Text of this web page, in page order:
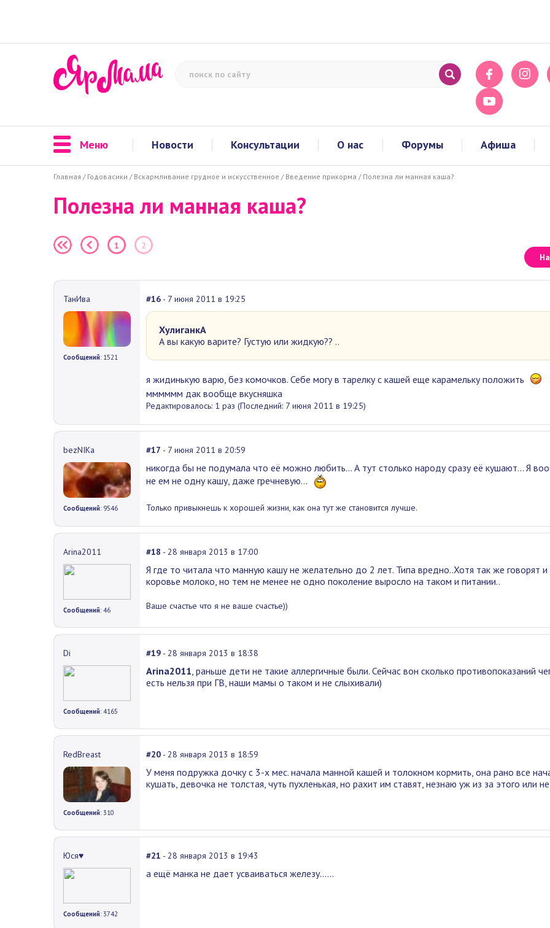
Меню Новости Консультации О нас Форумы Афиша
Главная / Годовасики / Вскармливание грудное и искусственное / Введение прикорма / Полезна ли манная каша?
Полезна ли манная каша?
1 2
ТанИва
Сообщений: 1521
#16 - 7 июня 2011 в 19:25
ХулиганкА
А вы какую варите? Густую или жидкую?? ..
я жидинькую варю, без комочков. Себе могу в тарелку с кашей еще карамельку положить
мммммм дак вообще вкусняшка
Редактировалось: 1 раз (Последний: 7 июня 2011 в 19:25)
bezNIKа
Сообщений: 9546
#17 - 7 июня 2011 в 20:59
никогда бы не подумала что её можно любить... А тут столько народу сразу её кушают... Я
не ем не одну кашу, даже гречневую...
Только привыкнешь к хорошей жизни, как она тут же становится лучше.
Arina2011
Сообщений: 46
#18 - 28 января 2013 в 17:00
Я где то читала что манную кашу не желательно до 2 лет. Типа вредно..Хотя так же говорят
коровье молоко, но тем не менее не одно поколение выросло на таком и питании..
Ваше счастье что я не ваше счастье))
Di
Сообщений: 4165
#19 - 28 января 2013 в 18:38
Arina2011, раньше дети не такие аллергичные были. Сейчас вон сколько противопоказаний
есть нельзя при ГВ, наши мамы о таком и не слыхивали)
RedBreast
Сообщений: 310
#20 - 28 января 2013 в 18:59
У меня подружка дочку с 3-х мес. начала манной кашей и толокном кормить, она рано все
кушать, девочка не толстая, чуть пухленькая, но рахит им ставят, незнаю уж из за этого или
Юся♥
Сообщений: 3742
#21 - 28 января 2013 в 19:43
а ещё манка не дает усваиваться железу......